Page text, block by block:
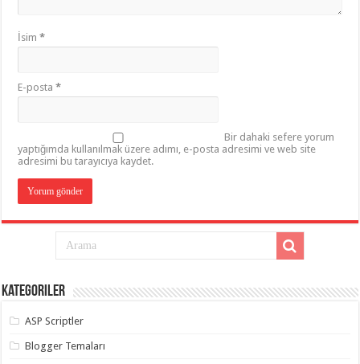
İsim*
E-posta*
Bir dahaki sefere yorum
yaptığımda kullanılmak üzere adımı, e-posta adresimi ve web site
adresimi bu tarayıcıya kaydet.
Kategoriler
ASP Scriptler
Blogger Temaları